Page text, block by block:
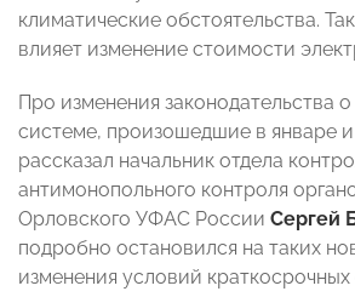
климатические обстоятельства.
влияет изменение стоимости
Про изменения законодательства
системе, произошедшие в январе и
рассказал начальник отдела
антимонопольного контроля
Орловского УФАС России Сергей
подробно остановился на таких
изменения условий